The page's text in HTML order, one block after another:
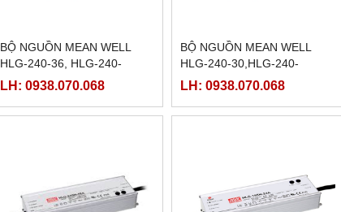
BỘ NGUỒN MEAN WELL
HLG-240-36, HLG-240-
36A,HLG-240-36B,HLG-240-
LH: 0938.070.068
BỘ NGUỒN MEAN WELL
HLG-240-30,HLG-240-
30A,HLG-240-30B,HLG-240-
LH: 0938.070.068